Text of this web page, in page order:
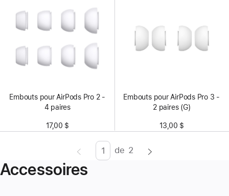
Embouts pour AirPods Pro 2 -
4 paires
17,00 $
Embouts pour AirPods Pro 3 -
2 paires (G)
13,00 $
PageEnter
de 2
Accessoires